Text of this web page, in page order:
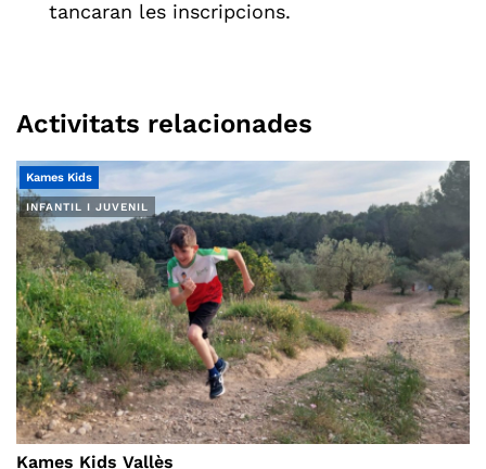
tancaran les inscripcions.
Activitats relacionades
INFANTIL I JUVENIL
Kames Kids
Kames Kids Vallès